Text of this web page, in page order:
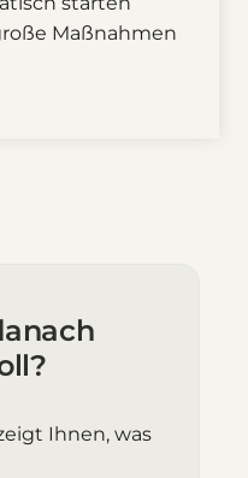
Maßnahmen
Ihnen, was